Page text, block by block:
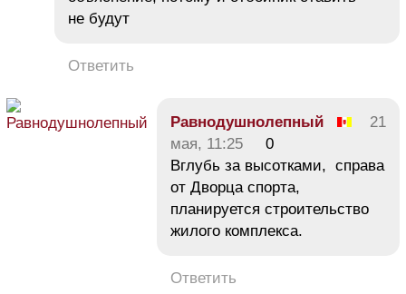
не будут
Ответить
Равнодушнолепный
21
мая, 11:25
0
Вглубь за высотками, справа
от Дворца спорта,
планируется строительство
жилого комплекса.
Ответить